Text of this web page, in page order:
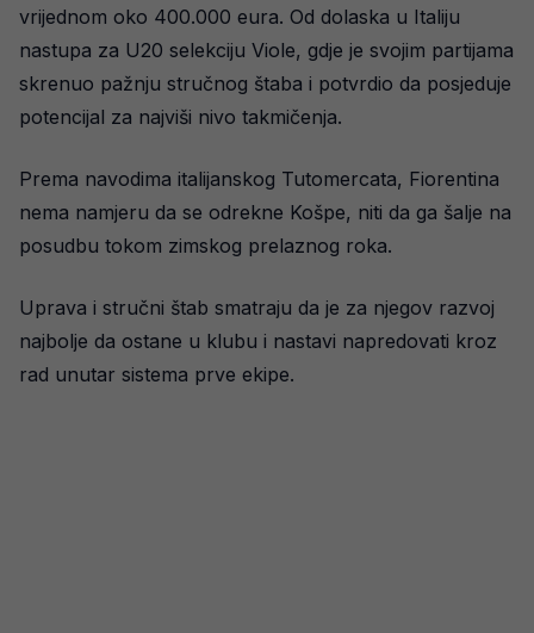
vrijednom oko 400.000 eura. Od dolaska u Italiju
nastupa za U20 selekciju Viole, gdje je svojim partijama
skrenuo pažnju stručnog štaba i potvrdio da posjeduje
potencijal za najviši nivo takmičenja.
Prema navodima italijanskog Tutomercata, Fiorentina
nema namjeru da se odrekne Košpe, niti da ga šalje na
posudbu tokom zimskog prelaznog roka.
Uprava i stručni štab smatraju da je za njegov razvoj
najbolje da ostane u klubu i nastavi napredovati kroz
rad unutar sistema prve ekipe.